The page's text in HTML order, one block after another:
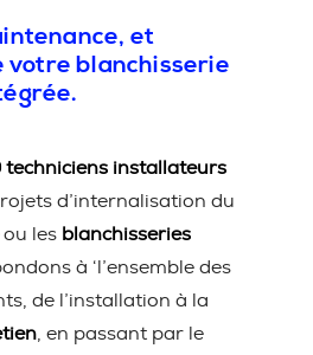
et
votre blanchisserie
techniciens installateurs
d’internalisation du
ou les blanchisseries
à ‘l’ensemble des
de l’installation à la
, en passant par le